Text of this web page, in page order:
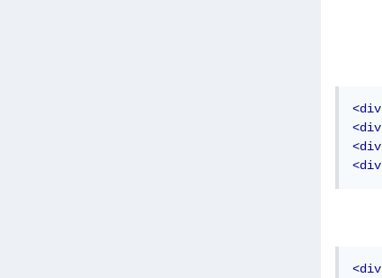
<div
<div
<div
<div
<div